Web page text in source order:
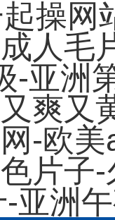
操网
人毛
-亚洲
爽又
-欧
片子
亚洲